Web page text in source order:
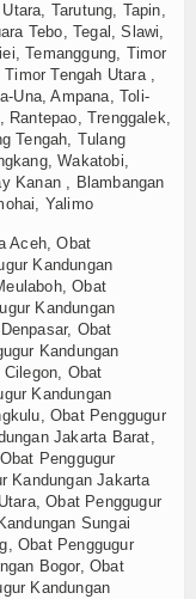
Tarutung, Tapin,
Tebo, Tegal, Slawi,
Temanggung, Timor
Tengah Utara ,
Una, Ampana, Toli-
Rantepao, Trenggalek,
Tengah, Tulang
Wakatobi,
Kanan , Blambangan
Yalimo
Aceh, Obat
Kandungan
Obat
Kandungan
Obat
Kandungan
Cilegon, Obat
Kandungan
Obat Penggugur
Jakarta Barat,
Penggugur
Kandungan Jakarta
Obat Penggugur
Sungai
Obat Penggugur
Bogor, Obat
Kandungan